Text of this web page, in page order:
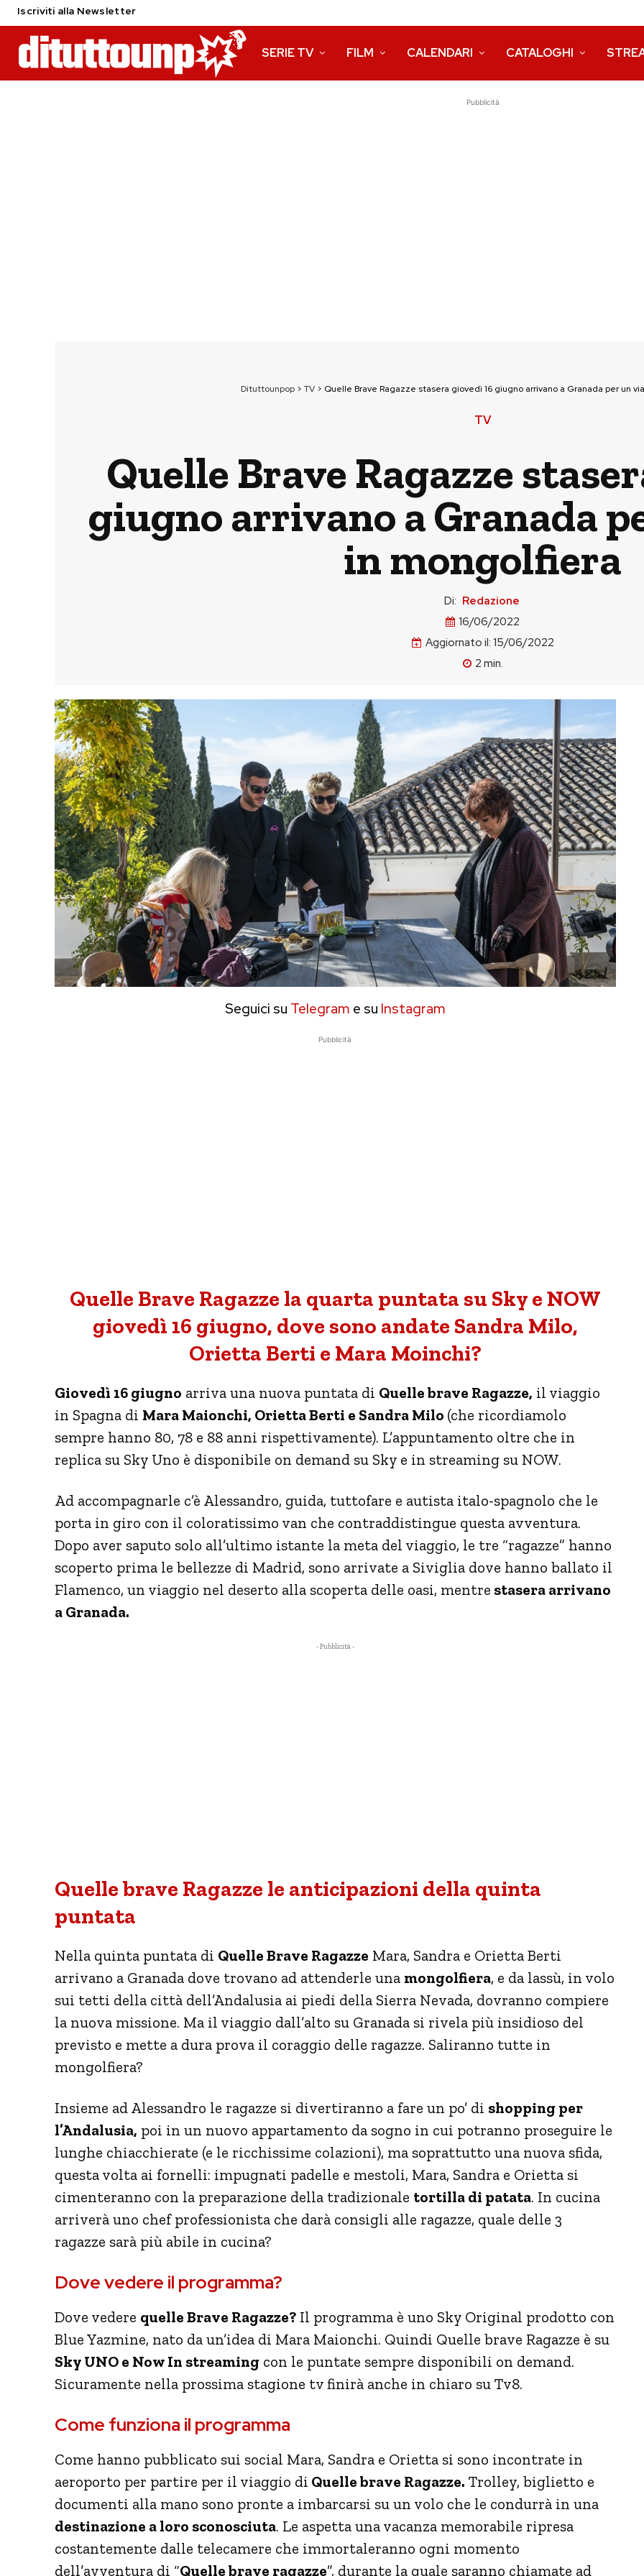
Iscriviti alla Newsletter
SERIE TV FILM CALENDARI CATALOGHI
Pubblicità
Dituttounpop> TV> Quelle Brave Ragazze stasera giovedì 16 giugno arrivano a Granada per un
TV
Quelle Brave Ragazze
giugno arrivano a Granada
in mongolfiera
Di: Redazione
16/06/2022
Aggiornato il: 15/06/2022
2 min.
Seguici su Telegram e su Instagram
Pubblicità
Quelle Brave Ragazze la quarta puntata su Sky e NOW
giovedì 16 giugno, dove sono andate Sandra Milo,
Orietta Berti e Mara Moinchi?
Giovedì 16 giugno arriva una nuova puntata di Quelle brave Ragazze, il viaggio
in Spagna di Mara Maionchi, Orietta Berti e Sandra Milo (che ricordiamolo
sempre hanno 80, 78 e 88 anni rispettivamente). L’appuntamento oltre che in
replica su Sky Uno è disponibile on demand su Sky e in streaming su NOW.
Ad accompagnarle c’è Alessandro, guida, tuttofare e autista italo-spagnolo che le
porta in giro con il coloratissimo van che contraddistingue questa avventura.
Dopo aver saputo solo all’ultimo istante la meta del viaggio, le tre “ragazze” hanno
scoperto prima le bellezze di Madrid, sono arrivate a Siviglia dove hanno ballato il
Flamenco, un viaggio nel deserto alla scoperta delle oasi, mentre stasera arrivano
a Granada.
- Pubblicità -
Quelle brave Ragazze le anticipazioni della quinta
puntata
Nella quinta puntata di Quelle Brave Ragazze Mara, Sandra e Orietta Berti
arrivano a Granada dove trovano ad attenderle una mongolfiera, e da lassù, in volo
sui tetti della città dell’Andalusia ai piedi della Sierra Nevada, dovranno compiere
la nuova missione. Ma il viaggio dall’alto su Granada si rivela più insidioso del
previsto e mette a dura prova il coraggio delle ragazze. Saliranno tutte in
mongolfiera?
Insieme ad Alessandro le ragazze si divertiranno a fare un po’ di shopping per
l’Andalusia, poi in un nuovo appartamento da sogno in cui potranno proseguire le
lunghe chiacchierate (e le ricchissime colazioni), ma soprattutto una nuova sfida,
questa volta ai fornelli: impugnati padelle e mestoli, Mara, Sandra e Orietta si
cimenteranno con la preparazione della tradizionale tortilla di patata. In cucina
arriverà uno chef professionista che darà consigli alle ragazze, quale delle 3
ragazze sarà più abile in cucina?
Dove vedere il programma?
Dove vedere quelle Brave Ragazze? Il programma è uno Sky Original prodotto con
Blue Yazmine, nato da un’idea di Mara Maionchi. Quindi Quelle brave Ragazze è su
Sky UNO e Now In streaming con le puntate sempre disponibili on demand.
Sicuramente nella prossima stagione tv finirà anche in chiaro su Tv8.
Come funziona il programma
Come hanno pubblicato sui social Mara, Sandra e Orietta si sono incontrate in
aeroporto per partire per il viaggio di Quelle brave Ragazze. Trolley, biglietto e
documenti alla mano sono pronte a imbarcarsi su un volo che le condurrà in una
destinazione a loro sconosciuta. Le aspetta una vacanza memorabile ripresa
costantemente dalle telecamere che immortaleranno ogni momento
dell’avventura di “Quelle brave ragazze”, durante la quale saranno chiamate ad